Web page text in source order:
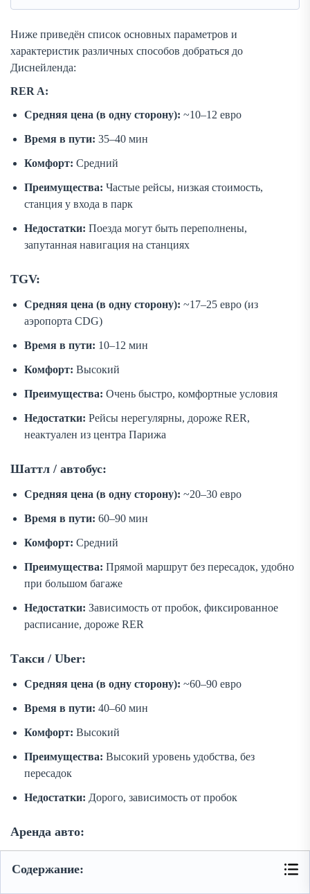
Содержание:
Ниже приведён список основных параметров и
характеристик различных способов добраться до
Диснейленда:
RER A:
Средняя цена (в одну сторону): ~10–12 евро
Время в пути: 35–40 мин
Комфорт: Средний
Преимущества: Частые рейсы, низкая стоимость,
станция у входа в парк
Недостатки: Поезда могут быть переполнены,
запутанная навигация на станциях
TGV:
Средняя цена (в одну сторону): ~17–25 евро (из
аэропорта CDG)
Время в пути: 10–12 мин
Комфорт: Высокий
Преимущества: Очень быстро, комфортные условия
Недостатки: Рейсы нерегулярны, дороже RER,
неактуален из центра Парижа
Шаттл / автобус:
Средняя цена (в одну сторону): ~20–30 евро
Время в пути: 60–90 мин
Комфорт: Средний
Преимущества: Прямой маршрут без пересадок, удобно
при большом багаже
Недостатки: Зависимость от пробок, фиксированное
расписание, дороже RER
Такси / Uber:
Средняя цена (в одну сторону): ~60–90 евро
Время в пути: 40–60 мин
Комфорт: Высокий
Преимущества: Высокий уровень удобства, без
пересадок
Недостатки: Дорого, зависимость от пробок
Аренда авто:
парковка (~30 €)